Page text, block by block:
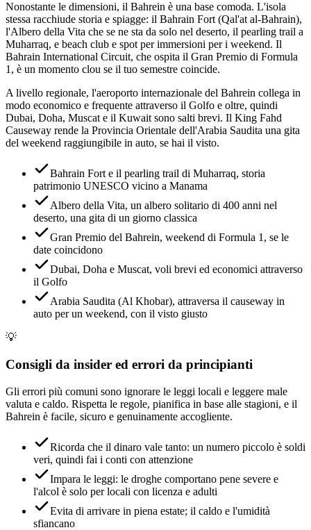
Nonostante le dimensioni, il Bahrein è una base comoda. L'isola
stessa racchiude storia e spiagge: il Bahrain Fort (Qal'at al-Bahrain),
l'Albero della Vita che se ne sta da solo nel deserto, il pearling trail a
Muharraq, e beach club e spot per immersioni per i weekend. Il
Bahrain International Circuit, che ospita il Gran Premio di Formula
1, è un momento clou se il tuo semestre coincide.
A livello regionale, l'aeroporto internazionale del Bahrein collega in
modo economico e frequente attraverso il Golfo e oltre, quindi
Dubai, Doha, Muscat e il Kuwait sono salti brevi. Il King Fahd
Causeway rende la Provincia Orientale dell'Arabia Saudita una gita
del weekend raggiungibile in auto, se hai il visto.
Bahrain Fort e il pearling trail di Muharraq, storia
patrimonio UNESCO vicino a Manama
Albero della Vita, un albero solitario di 400 anni nel
deserto, una gita di un giorno classica
Gran Premio del Bahrein, weekend di Formula 1, se le
date coincidono
Dubai, Doha e Muscat, voli brevi ed economici attraverso
il Golfo
Arabia Saudita (Al Khobar), attraversa il causeway in
auto per un weekend, con il visto giusto
💡
Consigli da insider ed errori da principianti
Gli errori più comuni sono ignorare le leggi locali e leggere male
valuta e caldo. Rispetta le regole, pianifica in base alle stagioni, e il
Bahrein è facile, sicuro e genuinamente accogliente.
Ricorda che il dinaro vale tanto: un numero piccolo è soldi
veri, quindi fai i conti con attenzione
Impara le leggi: le droghe comportano pene severe e
l'alcol è solo per locali con licenza e adulti
Evita di arrivare in piena estate; il caldo e l'umidità
sfiancano